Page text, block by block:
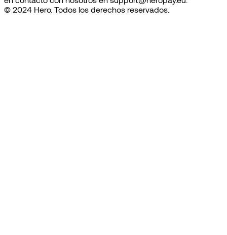
© 2024 Hero. Todos los derechos reservados.